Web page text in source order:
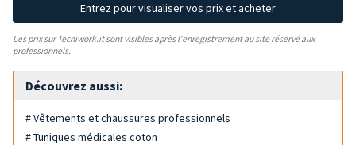
Entrez pour visualiser vos prix et acheter
Les prix sur Tecniwork.it sont visibles après l'enregistrement au site réservé aux
professionnels.
Découvrez aussi:
# Vêtements et chaussures professionnels
# Tuniques médicales coton